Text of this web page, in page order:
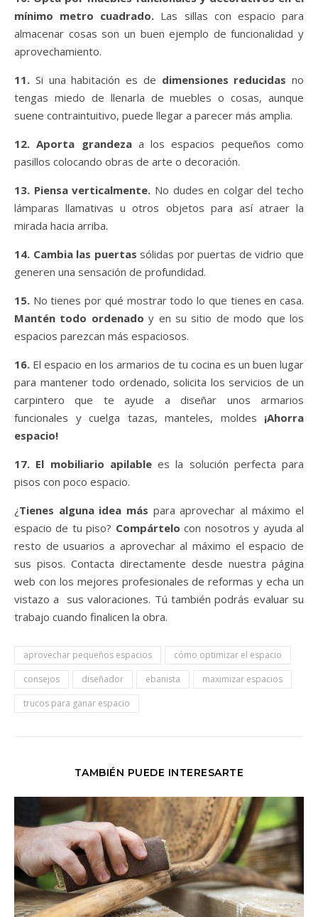
mínimo metro cuadrado. Las sillas con espacio para
almacenar cosas son un buen ejemplo de funcionalidad y
aprovechamiento.
11. Si una habitación es de dimensiones reducidas no
tengas miedo de llenarla de muebles o cosas, aunque
suene contraintuitivo, puede llegar a parecer más amplia.
12. Aporta grandezaa los espacios pequeños como
pasillos colocando obras de arte o decoración.
13. Piensa verticalmente. No dudes en colgar del techo
lámparas llamativas u otros objetos para así atraer la
mirada hacia arriba.
14. Cambia las puertas sólidas por puertas de vidrio que
generen una sensación de profundidad.
15. No tienes por qué mostrar todo lo que tienes en casa.
Mantén todo ordenado y en su sitio de modo que los
espacios parezcan más espaciosos.
16. El espacio en los armarios de tu cocina es un buen lugar
para mantener todo ordenado, solicita los servicios de un
carpintero que te ayude a diseñar unos armarios
funcionales y cuelga tazas, manteles, moldes ¡Ahorra
espacio!
17. El mobiliario apilablees la solución perfecta para
pisos con poco espacio.
¿Tienes alguna idea más para aprovechar al máximo el
espacio de tu piso? Compártelo con nosotros y ayuda al
resto de usuarios a aprovechar al máximo el espacio de
sus pisos. Contacta directamente desde nuestra página
web con los mejores profesionales de reformas y echa un
vistazo a sus valoraciones. Tú también podrás evaluar su
trabajo cuando finalicen la obra.
aprovechar pequeños espacios
cómo optimizar el espacio
consejos
diseñador ebanista
maximizar espacios
trucos para ganar espacio
TAMBIÉN PUEDE INTERESARTE